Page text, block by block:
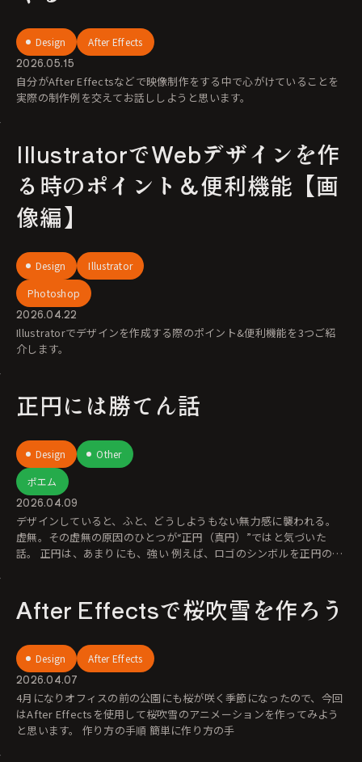
Design After Effects
2026.05.15
自分がAfter Effectsなどで映像制作をする中で心がけていることを
実際の制作例を交えてお話ししようと思います。
IllustratorでWebデザインを作
る時のポイント＆便利機能【画
像編】
Design
Illustrator
Photoshop
2026.04.22
Illustratorでデザインを作成する際のポイント&便利機能を3つご紹
介します。
正円には勝てん話
Design
Other
ポエム
2026.04.09
デザインしていると、ふと、どうしようもない無力感に襲われる。
虚無。その虚無の原因のひとつが“正円（真円）”ではと気づいた
話。 正円は、あまりにも、強い 例えば、ロゴのシンボルを正円の中
After Effectsで桜吹雪を作ろう
Design After Effects
2026.04.07
4月になりオフィスの前の公園にも桜が咲く季節になったので、今回
はAfter Effectsを使用して桜吹雪のアニメーションを作ってみよう
と思います。 作り方の手順 簡単に作り方の手